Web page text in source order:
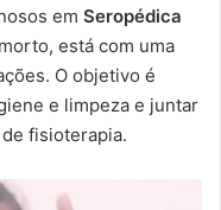
em Seropédica
está com uma
O objetivo é
e limpeza e juntar
fisioterapia.